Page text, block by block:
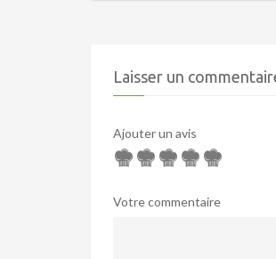
Laisser un
Ajouter un avis
Votre commentaire